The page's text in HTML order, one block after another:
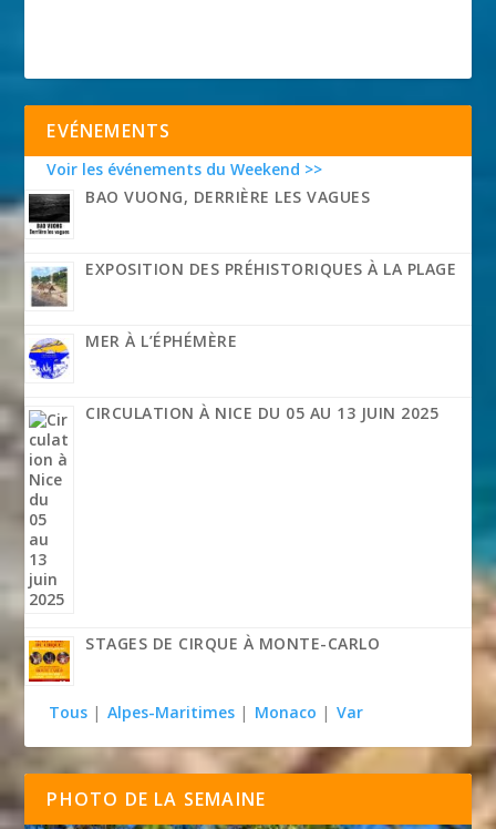
EVÉNEMENTS
Voir les événements du Weekend >>
BAO VUONG, DERRIÈRE LES VAGUES
EXPOSITION DES PRÉHISTORIQUES À LA PLAGE
MER À L’ÉPHÉMÈRE
CIRCULATION À NICE DU 05 AU 13 JUIN 2025
STAGES DE CIRQUE À MONTE-CARLO
Tous | Alpes-Maritimes | Monaco | Var
PHOTO DE LA SEMAINE